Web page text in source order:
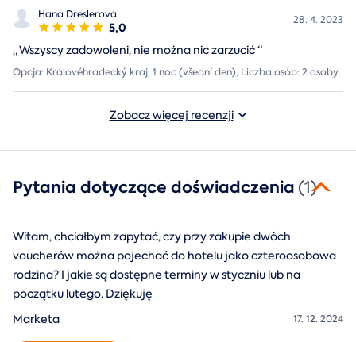
Hana Dreslerová
5,0 28. 4. 2023
„Wszyscy zadowoleni, nie można nic zarzucić“
Opcja: Královéhradecký kraj, 1 noc (všední den), Liczba osób: 2 osoby
Zobacz więcej recenzji
Pytania dotyczące doświadczenia(1)
Witam, chciałbym zapytać, czy przy zakupie dwóch
voucherów można pojechać do hotelu jako czteroosobowa
rodzina? I jakie są dostępne terminy w styczniu lub na
początku lutego. Dziękuję
17. 12. 2024
Marketa